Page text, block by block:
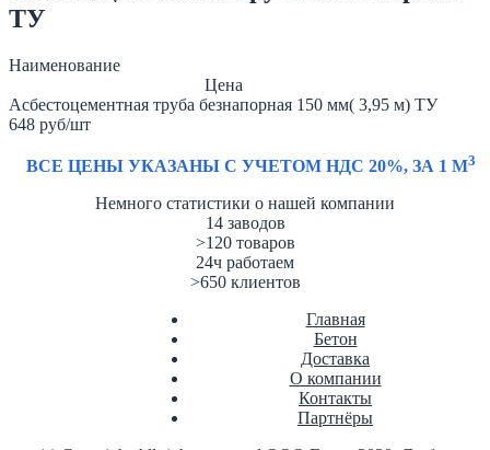
ТУ
Наименование
Цена
Асбестоцементная труба безнапорная 150 мм( 3,95 м) ТУ
648 руб/шт
ВСЕ ЦЕНЫ УКАЗАНЫ С УЧЕТОМ НДС 20%, ЗА 1 М3
Немного статистики о нашей компании
14 заводов
>120 товаров
24ч работаем
>650 клиентов
Главная
Бетон
Доставка
О компании
Контакты
Партнёры